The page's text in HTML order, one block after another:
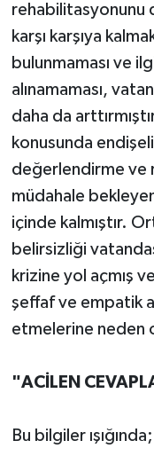
rehabilitasyonunu
karşı karşıya
bulunmaması ve
alınamaması,
daha da
konusunda
değerlendirme ve
müdahale
içinde kalmıştır.
belirsizliği
krizine yol açmış
şeffaf ve empatik
etmelerine neden
"ACİLEN
Bu bilgiler ışığında;
BÖLGEDEN
BİLİM
SEÇİM 2015
ÇEVRE
BİLİM VE
YARIŞMALAR